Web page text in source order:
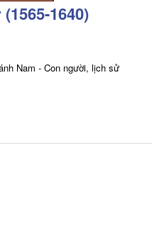
1640)
Nam - Con người, lịch sử